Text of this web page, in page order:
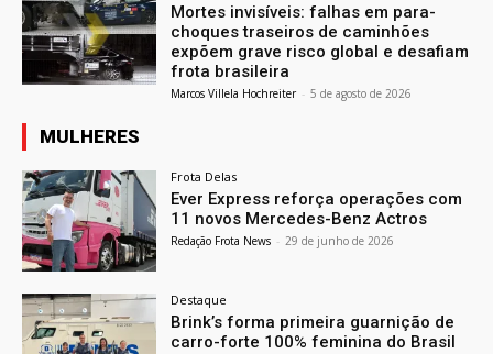
Mortes invisíveis: falhas em para-
choques traseiros de caminhões
expõem grave risco global e desafiam
frota brasileira
Marcos Villela Hochreiter - 5 de agosto de 2026
MULHERES
Frota Delas
Ever Express reforça operações com
11 novos Mercedes-Benz Actros
Redação Frota News - 29 de junho de 2026
Destaque
Brink’s forma primeira guarnição de
carro-forte 100% feminina do Brasil